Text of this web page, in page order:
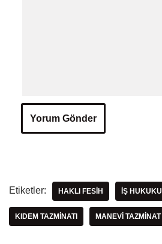
Etiketler: HAKLI FESIH IŞ HUKUKU
KIDEM TAZMINATI MANEVI TAZMINAT